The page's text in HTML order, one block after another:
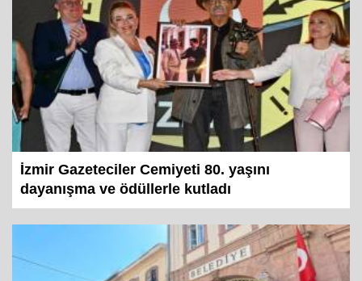
İzmir Gazeteciler Cemiyeti 80. yaşını
dayanışma ve ödüllerle kutladı